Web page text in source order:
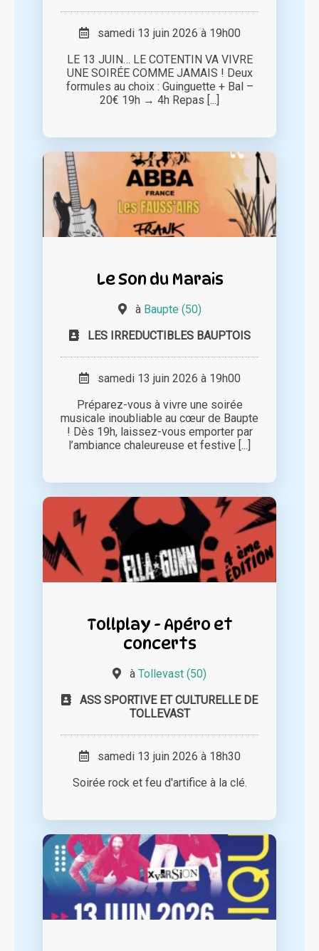
samedi 13 juin 2026 à 19h00
LE 13 JUIN… LE COTENTIN VA VIVRE
UNE SOIRÉE COMME JAMAIS ! Deux
formules au choix : Guinguette + Bal –
20€ 19h → 4h Repas [...]
Le Son du Marais
à Baupte (50)
LES IRREDUCTIBLES BAUPTOIS
samedi 13 juin 2026 à 19h00
Préparez-vous à vivre une soirée
musicale inoubliable au cœur de Baupte
! Dès 19h, laissez-vous emporter par
l’ambiance chaleureuse et festive [...]
Tollplay - Apéro et
concerts
à Tollevast (50)
ASS SPORTIVE ET CULTURELLE DE
TOLLEVAST
samedi 13 juin 2026 à 18h30
Soirée rock et feu d'artifice à la clé.